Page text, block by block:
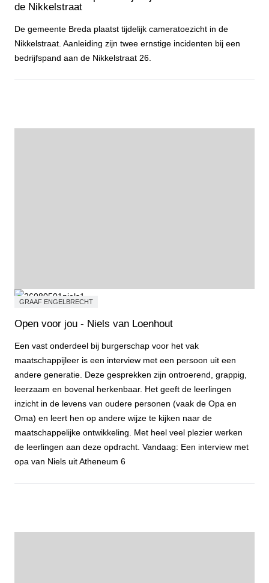
de Nikkelstraat
De gemeente Breda plaatst tijdelijk cameratoezicht in de
Nikkelstraat. Aanleiding zijn twee ernstige incidenten bij een
bedrijfspand aan de Nikkelstraat 26.
GRAAF ENGELBRECHT
Open voor jou - Niels van Loenhout
Een vast onderdeel bij burgerschap voor het vak
maatschappijleer is een interview met een persoon uit een
andere generatie. Deze gesprekken zijn ontroerend, grappig,
leerzaam en bovenal herkenbaar. Het geeft de leerlingen
inzicht in de levens van oudere personen (vaak de Opa en
Oma) en leert hen op andere wijze te kijken naar de
maatschappelijke ontwikkeling. Met heel veel plezier werken
de leerlingen aan deze opdracht. Vandaag: Een interview met
opa van Niels uit Atheneum 6